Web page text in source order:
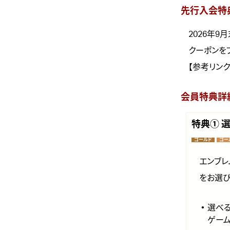
先行入会特
2026年9月
クーポンを
【参考リン
会員特典詳
特典①
ゴールド ゴー
エンブ
をお選
選べ
ゲー